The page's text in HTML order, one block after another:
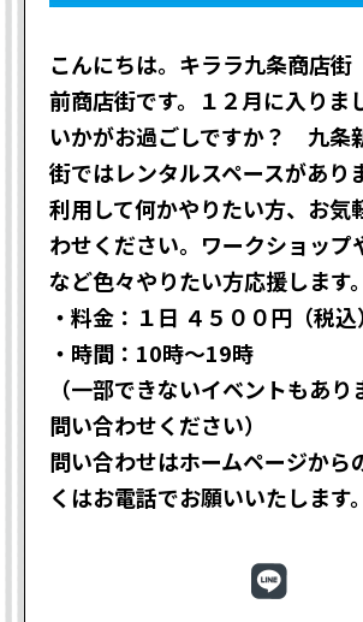
こんにちは。キララ九条商店
前商店街です。１２月に入りま
いかがお過ごしですか？ 九条
街ではレンタルスペースがあり
利用して何かやりたい方、お気
わせください。ワークショップ
など色々やりたい方応援します。
・料金：１日 ４５００円（税込）
・時間：10時～19時
（一部できないイベントもあ
問い合わせください）
問い合わせはホームページから
くはお電話でお願いいたします。